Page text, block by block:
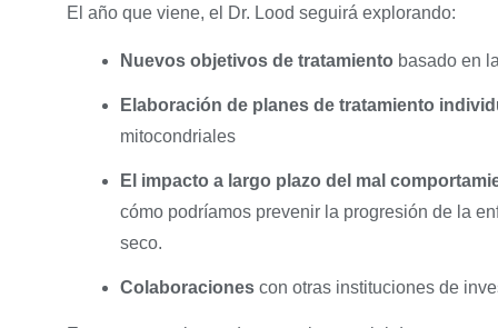
El año que viene, el Dr. Lood seguirá explorando:
Nuevos objetivos de tratamiento basado en
Elaboración de planes de tratamiento
mitocondriales
El impacto a largo plazo del mal
cómo podríamos prevenir la progresión de la
seco.
Colaboraciones con otras instituciones de